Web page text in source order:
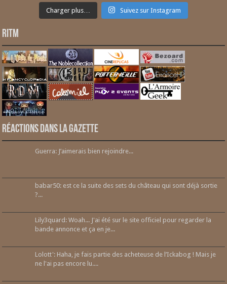
Charger plus… Suivez sur Instagram
RITM
Réactions dans la gazette
Guerra: J’aimerais bien rejoindre...
babar50: est ce la suite des sets du château qui sont déjà sortie
?...
Lily3quard: Woah... J'ai été sur le site officiel pour regarder la
bande annonce et ça en je...
Lolott': Haha, je fais partie des acheteuse de l’Ickabog ! Mais je
ne l'ai pas encore lu....